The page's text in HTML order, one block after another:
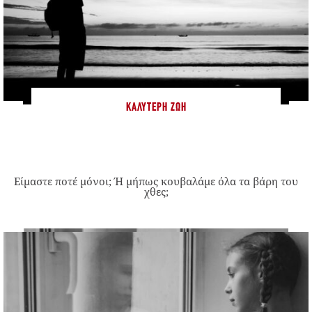
ΚΑΛΎΤΕΡΗ ΖΩΉ
Είμαστε ποτέ μόνοι; Ή μήπως κουβαλάμε όλα τα βάρη του
χθες;